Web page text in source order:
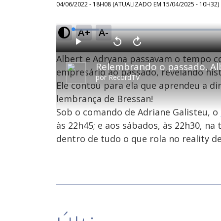
04/06/2022 - 18H08 (ATUALIZADO EM 15/04/2025 - 10H32)
A+ A-
por RecordTV
P
l
a
y
V
o
l
t
a
r
1
0
s
g
u
d
s
A
v
a
n
ç
a
r
1
0
e
g
n
o
s
L
o
d
e
:
.
8
%
Albert e Adryana passavam o tempo
empresário ao passado, revelando
Ele contou para ela que aprendeu a
lembrança de Bressan!
Sob o comando de Adriane Galisteu, o
às 22h45; e aos sábados, às 22h30, na
dentro de tudo o que rola no reality